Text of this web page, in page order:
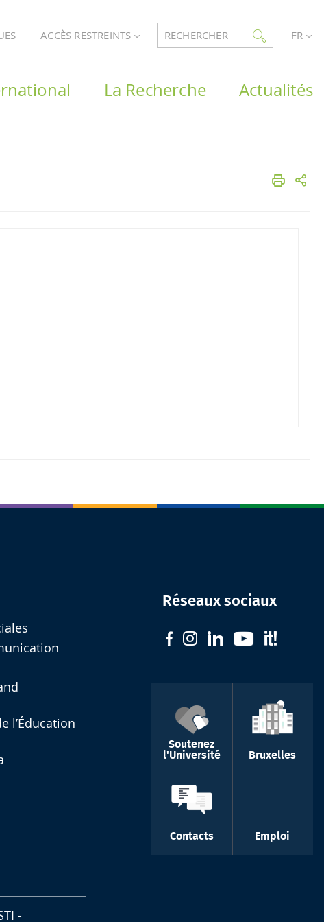
ACCÈS RESTREINTS RECHERCHER FR
La Recherche Actualités
l’Éducation
-
Réseaux sociaux
Soutenez
l'Université
Bruxelles
Contacts Emploi